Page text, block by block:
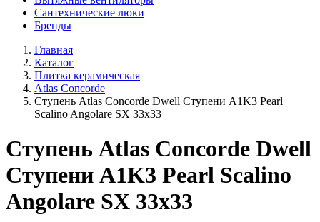
Сантехнические люки
Бренды
Главная
Каталог
Плитка керамическая
Atlas Concorde
Ступень Atlas Concorde Dwell Ступени A1K3 Pearl
Scalino Angolare SX 33х33
Ступень Atlas Concorde Dwell
Ступени A1K3 Pearl Scalino
Angolare SX 33х33